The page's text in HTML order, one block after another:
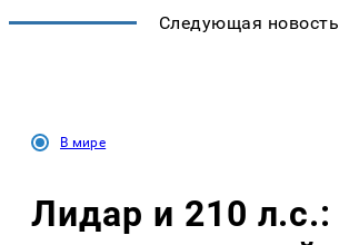
Следующая новость
В мире
Лидар и 210 л.с.: